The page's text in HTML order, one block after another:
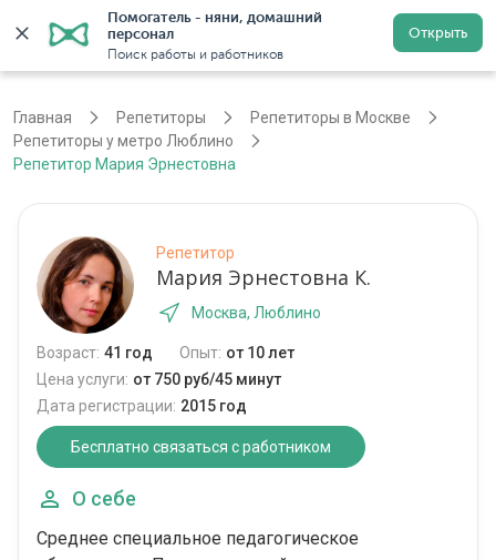
Помогатель - няни, домашний
персонал
Поиск работы и работников
Открыть
Регистрация
Главная Репетиторы
Репетиторы в Москве
Репетиторы у метро Люблино
Репетитор Мария Эрнестовна
Репетитор
Мария Эрнестовна К.
Москва, Люблино
Возраст: 41 год Опыт: от 10 лет
Цена услуги: от 750 руб/45 минут
Дата регистрации: 2015 год
Бесплатно связаться с работником
О себе
Среднее специальное педагогическое